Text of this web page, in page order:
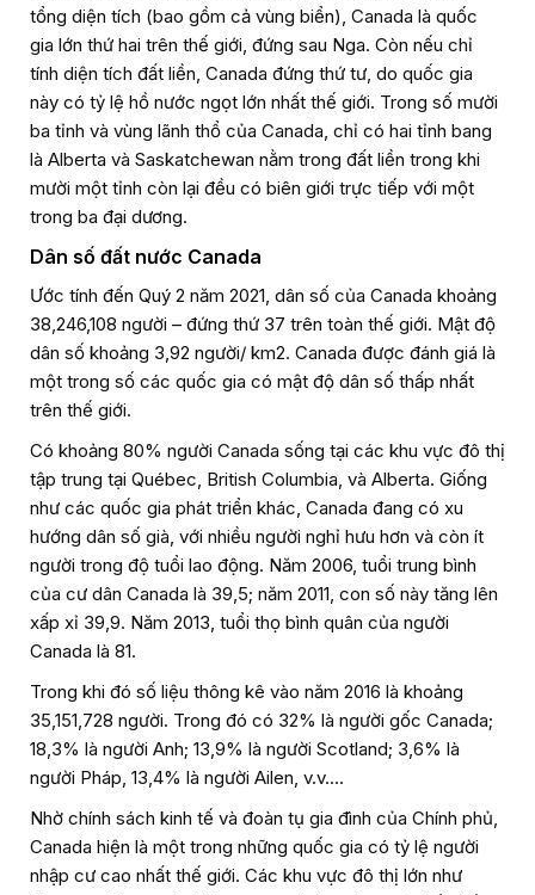
tổng diện tích (bao gồm cả vùng biển), Canada là quốc
gia lớn thứ hai trên thế giới, đứng sau Nga. Còn nếu chỉ
tính diện tích đất liền, Canada đứng thứ tư, do quốc gia
này có tỷ lệ hồ nước ngọt lớn nhất thế giới. Trong số mười
ba tỉnh và vùng lãnh thổ của Canada, chỉ có hai tỉnh bang
là Alberta và Saskatchewan nằm trong đất liền trong khi
mười một tỉnh còn lại đều có biên giới trực tiếp với một
trong ba đại dương.
Dân số đất nước Canada
Ước tính đến Quý 2 năm 2021, dân số của Canada khoảng
38,246,108 người – đứng thứ 37 trên toàn thế giới. Mật độ
dân số khoảng 3,92 người/ km2. Canada được đánh giá là
một trong số các quốc gia có mật độ dân số thấp nhất
trên thế giới.
Có khoảng 80% người Canada sống tại các khu vực đô thị
tập trung tại Québec, British Columbia, và Alberta. Giống
như các quốc gia phát triển khác, Canada đang có xu
hướng dân số già, với nhiều người nghỉ hưu hơn và còn ít
người trong độ tuổi lao động. Năm 2006, tuổi trung bình
của cư dân Canada là 39,5; năm 2011, con số này tăng lên
xấp xỉ 39,9. Năm 2013, tuổi thọ bình quân của người
Canada là 81.
Trong khi đó số liệu thông kê vào năm 2016 là khoảng
35,151,728 người. Trong đó có 32% là người gốc Canada;
18,3% là người Anh; 13,9% là người Scotland; 3,6% là
người Pháp, 13,4% là người Ailen, v.v….
Nhờ chính sách kinh tế và đoàn tụ gia đình của Chính phủ,
Canada hiện là một trong những quốc gia có tỷ lệ người
nhập cư cao nhất thế giới. Các khu vực đô thị lớn như